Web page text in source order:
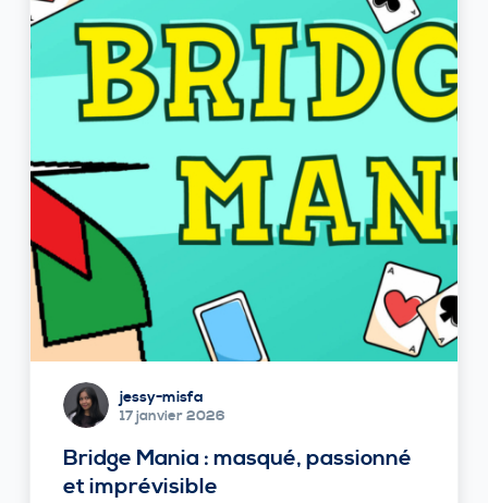
jessy-misfa
17 janvier 2026
Bridge Mania : masqué, passionné
et imprévisible